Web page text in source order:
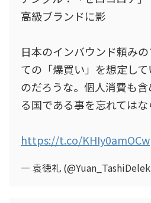
高級ブランドに影
日本のインバウンド頼み
ての「爆買い」を想定し
のだろうな。個人消費も
る国である事を忘れてはな
https://t.co/KHIy0amOCw
— 袁徳礼